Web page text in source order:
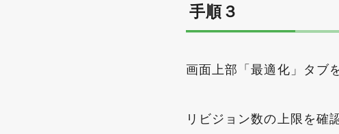
手順３
画面上部「最適化」タブ
リビジョン数の上限を